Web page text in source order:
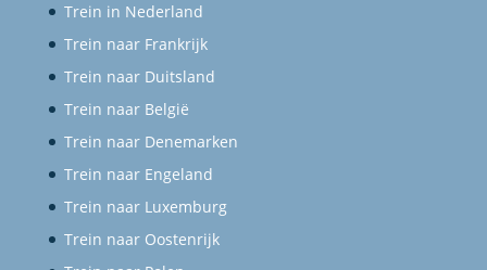
Trein in Nederland
Trein naar Frankrijk
Trein naar Duitsland
Trein naar België
Trein naar Denemarken
Trein naar Engeland
Trein naar Luxemburg
Trein naar Oostenrijk